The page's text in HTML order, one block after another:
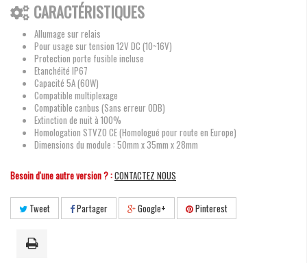
CARACTÉRISTIQUES
Allumage sur relais
Pour usage sur tension 12V DC (10~16V)
Protection porte fusible incluse
Etanchéité IP67
Capacité 5A (60W)
Compatible multiplexage
Compatible canbus (Sans erreur ODB)
Extinction de nuit à 100%
Homologation STVZO CE (Homologué pour route en Europe)
Dimensions du module : 50mm x 35mm x 28mm
Besoin d'une autre version ? :CONTACTEZ NOUS
Tweet Partager Google+ Pinterest